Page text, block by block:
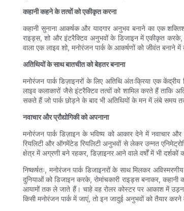
कहानी कहने के तत्वों को एकीकृत करना
कहानी सुनाना आकर्षक और यादगार अनुभव बनाने का एक
राइड्स, शो और इंटरैक्टिव अनुभवों के डिजाइन में एकीकृत करके,
वाला एक लाइव शो, मनोरंजन पार्क के आकर्षणों को जीवंत बनाने में
अतिथियों के साथ बातचीत को बेहतर बनाना
मनोरंजन पार्क डिज़ाइनरों के लिए अतिथि अंतःक्रिया एक
लाइव कलाकारों जैसे इंटरैक्टिव तत्वों को शामिल करते हैं ताकि
सकते हैं जो पार्क छोड़ने के बाद भी अतिथियों के मन में लंबे समय
नवाचार और प्रौद्योगिकी को अपनाना
मनोरंजन पार्क डिज़ाइन के भविष्य को आकार देने में नवाचार
रियलिटी और ऑगमेंटेड रियलिटी अनुभवों से लेकर उन्नत
क्षेत्र में अग्रणी बने रहकर, डिज़ाइनर आने वाले वर्षों में भी
निष्कर्षतः, मनोरंजन पार्क डिजाइनरों के साथ मिलकर
दुनियाओं को डिजाइन करके, रोमांचकारी राइड्स बनाकर,
आयामों तक ले जाते हैं। चाहे वह रोलर कोस्टर पर आकाश में
किसी मनोरंजन पार्क में जाएं, तो इन जादुई अनुभवों को तैयार